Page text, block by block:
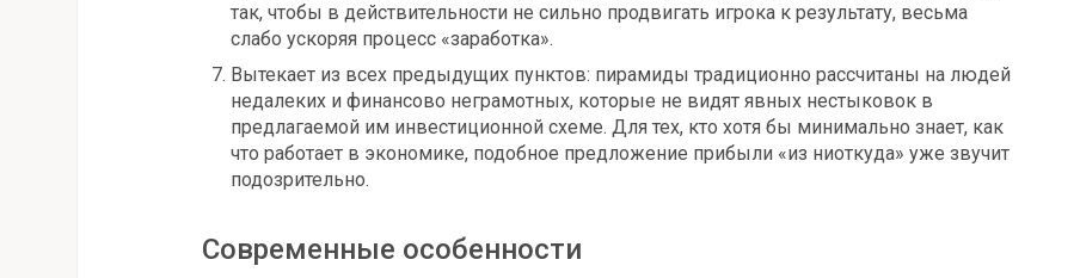
так, чтобы в действительности не сильно продвигать игрока к результату, весьма
слабо ускоряя процесс «заработка».
Вытекает из всех предыдущих пунктов: пирамиды традиционно рассчитаны на людей
недалеких и финансово неграмотных, которые не видят явных нестыковок в
предлагаемой им инвестиционной схеме. Для тех, кто хотя бы минимально знает, как
что работает в экономике, подобное предложение прибыли «из ниоткуда» уже звучит
подозрительно.
Современные особенности